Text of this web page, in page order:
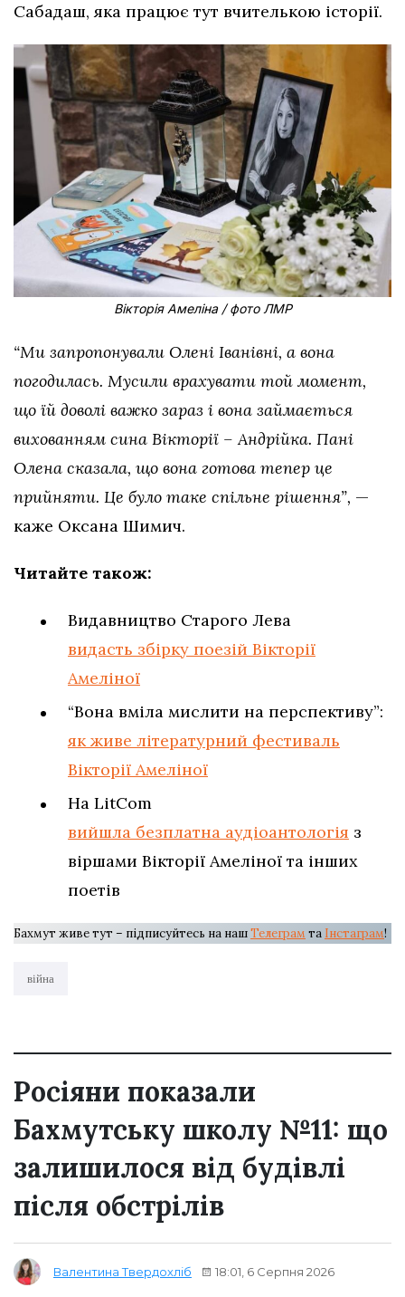
Сабадаш, яка працює тут вчителькою історії.
Вікторія Амеліна / фото ЛМР
“Ми запропонували Олені Іванівні, а вона
погодилась. Мусили врахувати той момент,
що їй доволі важко зараз і вона займається
вихованням сина Вікторії – Андрійка. Пані
Олена сказала, що вона готова тепер це
прийняти. Це було таке спільне рішення”, —
каже Оксана Шимич.
Читайте також:
Видавництво Старого Лева
видасть збірку поезій Вікторії
Амеліної
“Вона вміла мислити на перспективу”:
як живе літературний фестиваль
Вікторії Амеліної
На LitCom
вийшла безплатна аудіоантологія з
віршами Вікторії Амеліної та інших
поетів
Бахмут живе тут – підписуйтесь на нашТелеграм та Інстаграм!
війна
Росіяни показали
Бахмутську школу №11: що
залишилося від будівлі
після обстрілів
Валентина Твердохліб 18:01, 6 Серпня 2026